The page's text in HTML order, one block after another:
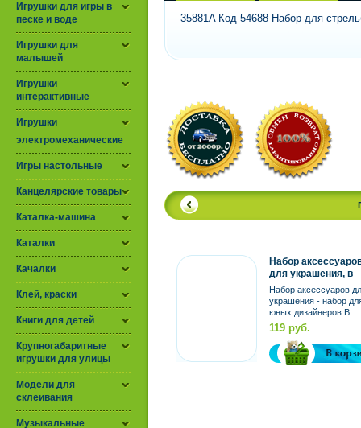
Игрушки для игры в
песке и воде
Игрушки для
малышей
Игрушки
интерактивные
Игрушки
электромеханические
Игры настольные
Канцелярские товары
Каталка-машина
Каталки
Качалки
Клей, краски
Книги для детей
Крупногабаритные
игрушки для улицы
Модели для
склеивания
Музыкальные
35881A Код 54688 Набор для
Набор
для украшения, в
сумке
Набор аксессуаров
украшения - набор
юных дизайнеров.В
наборе: сумка и
для её украшения. ...
119 руб.